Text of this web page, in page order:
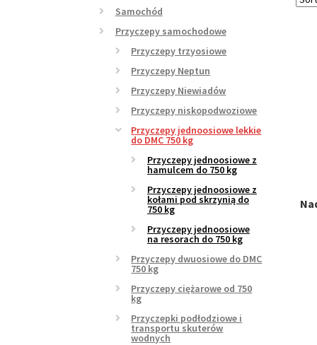
Samochód
Przyczepy samochodowe
Przyczepy trzyosiowe
Przyczepy Neptun
Przyczepy Niewiadów
Przyczepy niskopodwoziowe
Przyczepy jednoosiowe lekkie
do DMC 750 kg
Przyczepy jednoosiowe z
hamulcem do 750 kg
Przyczepy jednoosiowe z
kołami pod skrzynią do
750 kg
Przyczepy jednoosiowe
na resorach do 750 kg
Przyczepy dwuosiowe do DMC
750 kg
Przyczepy ciężarowe od 750
kg
Przyczepki podłodziowe i
transportu skuterów
wodnych